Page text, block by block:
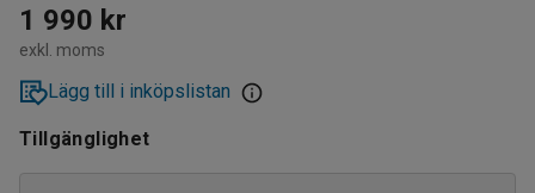
90
120
135
1 990 kr
exkl. moms
Lägg till i inköpslistan
Tillgänglighet